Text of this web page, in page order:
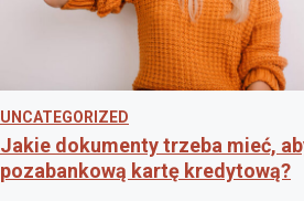
UNCATEGORIZED
Jakie dokumenty trzeba mieć,
pozabankową kartę kredytową?